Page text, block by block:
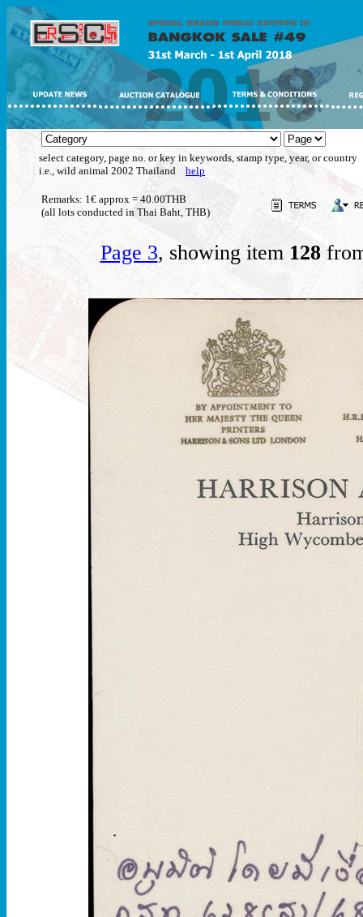
select category, page no. or key in keywords, stamp type, year, or country
i.e., wild animal 2002 Thailand help
Remarks: 1€ approx = 40.00THB
(all lots conducted in Thai Baht, THB)
Page 3, showing item 128